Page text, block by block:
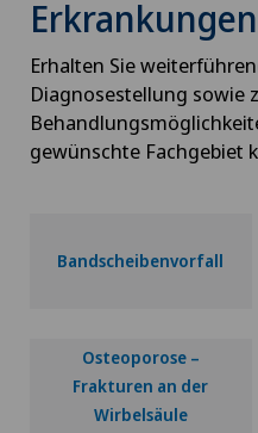
Erkrankungen
Erhalten Sie
Diagnosestellung sowie
gewünschte Fachgebiet
Bandscheibenvorfall
Osteoporose –
Frakturen an der
Wirbelsäule